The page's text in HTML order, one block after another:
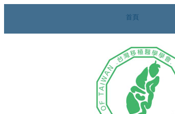
首頁